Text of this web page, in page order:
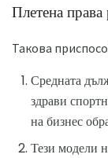
Плетена
Такова
Средната
здрави
на бизнес
Тези модели